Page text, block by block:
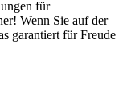
für
Wenn Sie auf der
garantiert für Freude